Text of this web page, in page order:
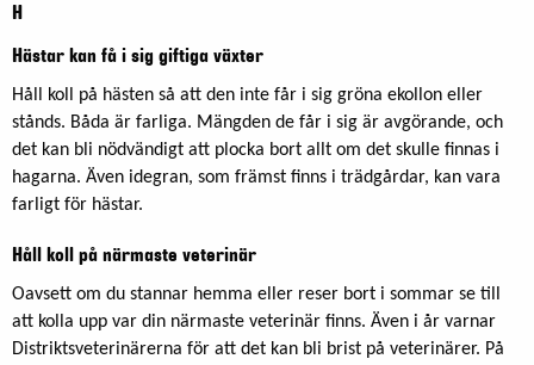
H
Hästar kan få i sig giftiga växter
Håll koll på hästen så att den inte får i sig gröna ekollon eller
stånds. Båda är farliga. Mängden de får i sig är avgörande, och
det kan bli nödvändigt att plocka bort allt om det skulle finnas i
hagarna. Även idegran, som främst finns i trädgårdar, kan vara
farligt för hästar.
Håll koll på närmaste veterinär
Oavsett om du stannar hemma eller reser bort i sommar se till
att kolla upp var din närmaste veterinär finns. Även i år varnar
Distriktsveterinärerna för att det kan bli brist på veterinärer. På